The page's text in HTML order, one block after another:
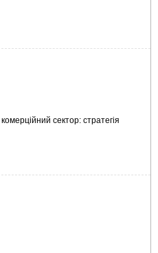
сектор: стратегія